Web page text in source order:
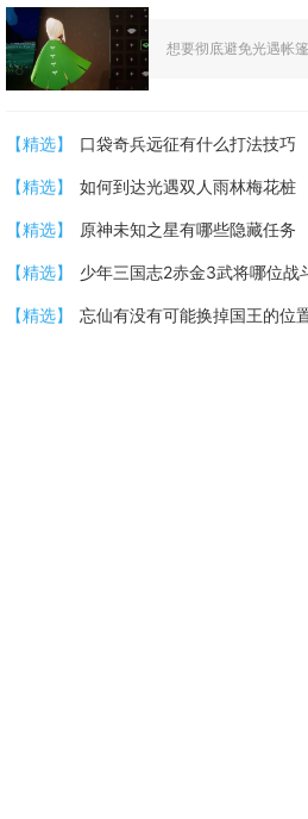
想要彻底避免光遇帐
【精选】 口袋奇兵远征有什么打法技巧
【精选】 如何到达光遇双人雨林梅花桩
【精选】 原神未知之星有哪些隐藏任务
【精选】
【精选】 忘仙有没有可能换掉国王的位